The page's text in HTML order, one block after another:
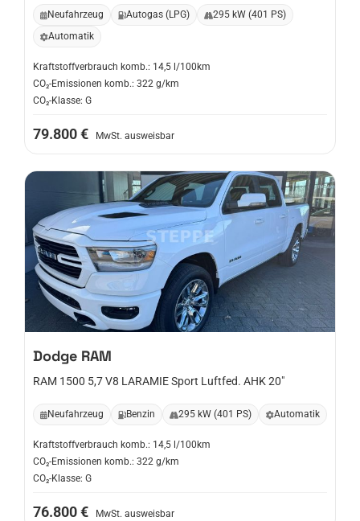
Neufahrzeug Autogas (LPG)
295 kW (401 PS)
Automatik
Kraftstoffverbrauch komb.: 14,5 l/100km
CO₂-Emissionen komb.: 322 g/km
CO₂-Klasse: G
79.800 € MwSt. ausweisbar
Dodge RAM
RAM 1500 5,7 V8 LARAMIE Sport Luftfed. AHK 20"
Neufahrzeug Benzin 295 kW (401 PS) Automatik
Kraftstoffverbrauch komb.: 14,5 l/100km
CO₂-Emissionen komb.: 322 g/km
CO₂-Klasse: G
76.800 € MwSt. ausweisbar